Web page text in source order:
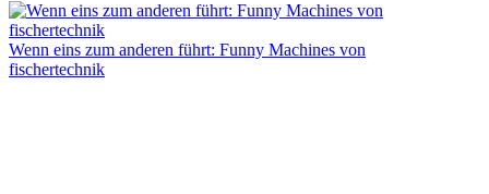
Wenn eins zum anderen führt: Funny Machines von
fischertechnik